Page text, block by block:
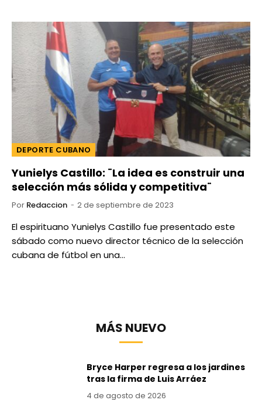
DEPORTE CUBANO
Yunielys Castillo: ¨La idea es construir una
selección más sólida y competitiva¨
Por Redaccion 2 de septiembre de 2023
El espirituano Yunielys Castillo fue presentado este
sábado como nuevo director técnico de la selección
cubana de fútbol en una…
MÁS NUEVO
Bryce Harper regresa a los jardines
tras la firma de Luis Arráez
4 de agosto de 2026